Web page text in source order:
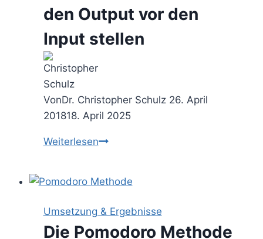
in
Angriff
nehmen
den Output vor den
Input stellen
VonDr. Christopher Schulz 26. April
201818. April 2025
WeiterlesenDas
–
den
Output
vor
Umsetzung & Ergebnisse
Die Pomodoro Methode